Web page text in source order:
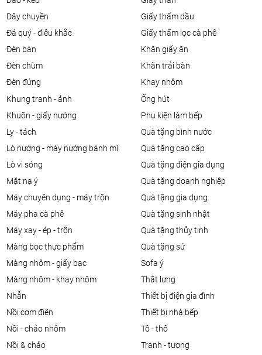
dây chuyền
đá quý - điêu khắc
đèn bàn
đèn chùm
đèn đứng
giấy thấm dầu
giấy thấm lọc cà phê
khăn giấy ăn
khăn trải bàn
khay nhôm
khung tranh - ảnh
khuôn - giấy nướng
ly - tách
lò nướng - máy nướng bánh mì
lò vi sóng
mặt nạ ý
máy chuyên dụng - máy trộn
máy pha cà phê
máy xay - ép - trộn
màng bọc thực phẩm
màng nhôm - giấy bạc
màng nhôm - khay nhôm
nhẫn
nồi cơm điện
nồi - chảo nhôm
nồi & chảo
ống hút
phụ kiện làm bếp
quà tặng bình nước
quà tặng cao cấp
quà tặng điện gia dụng
quà tặng doanh nghiệp
quà tặng gia dụng
quà tặng sinh nhật
quà tặng thủy tinh
quà tặng sứ
sofa ý
thắt lưng
thiết bị điện gia đình
thiết bị nhà bếp
tô - thố
tranh - tượng